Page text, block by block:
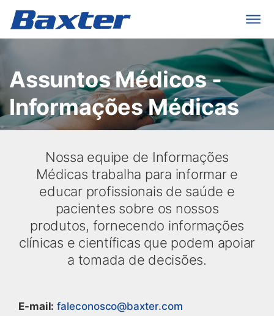
Assuntos Médicos -
Informações Médicas
Nossa equipe de Informações
Médicas trabalha para informar e
educar profissionais de saúde e
pacientes sobre os nossos
produtos, fornecendo informações
clínicas e científicas que podem apoiar
a tomada de decisões.
E-mail: faleconosco@baxter.com